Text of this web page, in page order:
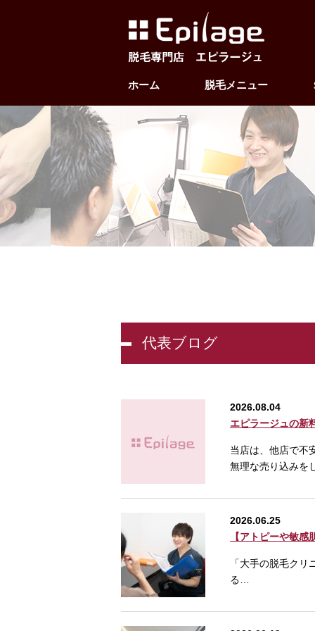
ホーム 脱毛メニュー
代表ブログ
2026.08.04
エピラージュの新
当店は、他店で不
無理な売り込みを
2026.06.25
【アトピーや敏
「大手の脱毛ク
る…